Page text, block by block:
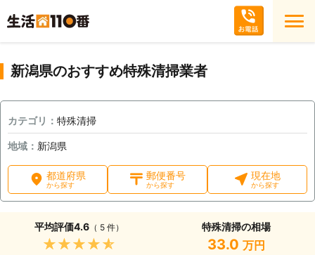
新潟県のおすすめ特殊清掃業者
カテゴリ： 特殊清掃
地域： 新潟県
都道府県
から探す
郵便番号
から探す
現在地
から探す
平均評価4.6（ 5 件）
★★★★★
特殊清掃の相場
33.0 万円